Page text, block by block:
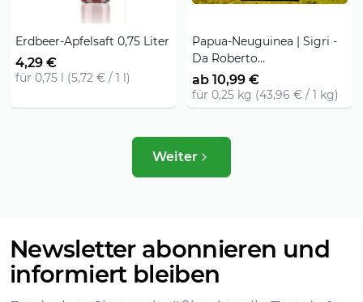
Erdbeer-Apfelsaft 0,75 Liter
4,29 €
für 0,75 l (5,72 € / 1 l)
Papua-Neuguinea | Sigri -
Da Roberto
Kaffeemanufaktur
ab 10,99 €
für 0,25 kg (43,96 € / 1 kg)
Weiter
Newsletter abonnieren und
informiert bleiben